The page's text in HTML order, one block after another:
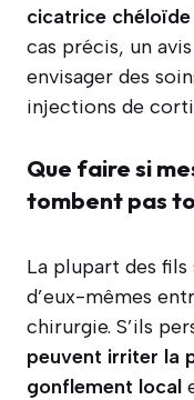
cicatrice
cas précis, un
envisager des
injections de
Que faire si
tombent pas
La plupart des
d’eux-mêmes
chirurgie. S’ils
peuvent irriter la
gonflement local